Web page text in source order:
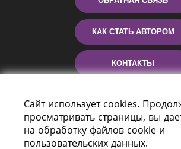
КАК СТАТЬ АВТОРОМ
КОНТАКТЫ
Сайт использует cookies.
просматривать страницы, вы
на обработку файлов cookie и
пользовательских данных.